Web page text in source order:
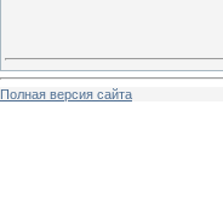
Полная версия сайта